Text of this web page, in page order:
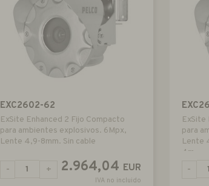
EXC2602-62
ExSite Enhanced 2 Fijo Compacto
para ambientes explosivos. 6Mpx,
Lente 4,9-8mm. Sin cable
2.964,04 EUR
IVA no incluido
- +
ExSite
para
Lente
4m
-